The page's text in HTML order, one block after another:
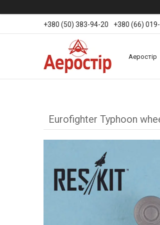
+380 (50) 383-94-20 +380 (66)
Аеростір
Eurofighter Typhoon